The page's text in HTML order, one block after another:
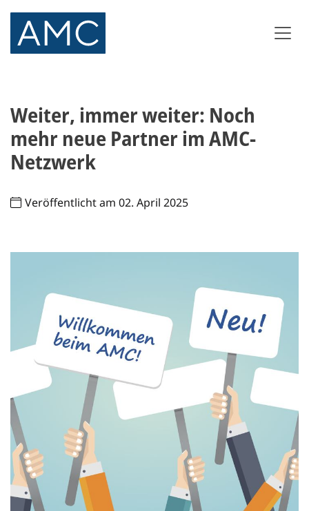
Weiter, immer weiter: Noch
mehr neue Partner im AMC-
Netzwerk
Veröffentlicht am 02. April 2025